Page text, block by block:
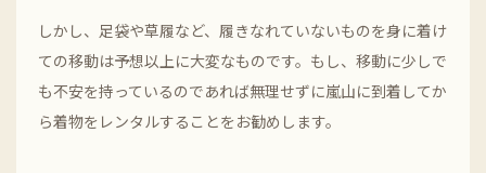
しかし、足袋や草履など、履きなれていないものを身に着け
ての移動は予想以上に大変なものです。もし、移動に少しで
も不安を持っているのであれば無理せずに嵐山に到着してか
ら着物をレンタルすることをお勧めします。